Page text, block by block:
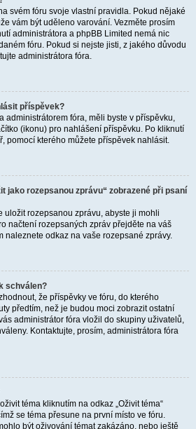
svém fóru svoje vlastní pravidla. Pokud nějaké
vám být uděleno varování. Vezměte prosím
administrátora a phpBB Limited nemá nic
fóru. Pokud si nejste jisti, z jakého důvodu
administrátora fóra.
příspěvek?
administrátorem fóra, měli byste v příspěvku,
(ikonu) pro nahlášení příspěvku. Po kliknutí
pomocí kterého můžete příspěvek nahlásit.
jako rozepsanou zprávu“ zobrazené při psaní
uložit rozepsanou zprávu, abyste ji mohli
načtení rozepsaných zpráv přejděte na váš
naleznete odkaz na vaše rozepsané zprávy.
schválen?
že příspěvky ve fóru, do kterého
předtím, než je budou moci zobrazit ostatní
administrátor fóra vložil do skupiny uživatelů,
Kontaktujte, prosím, administrátora fóra
téma kliknutím na odkaz „Oživit téma“
se téma přesune na první místo ve fóru.
být oživování témat zakázáno, nebo ještě